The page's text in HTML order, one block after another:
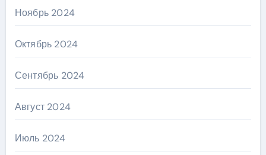
Ноябрь 2024
Октябрь 2024
Сентябрь 2024
Август 2024
Июль 2024